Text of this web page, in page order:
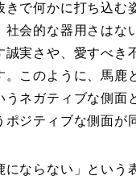
きで何かに打ち込む
社会的な器用さはな
誠実さや、愛すべき
。このように、馬鹿
うネガティブな側面
ポジティブな側面が
にならない」という